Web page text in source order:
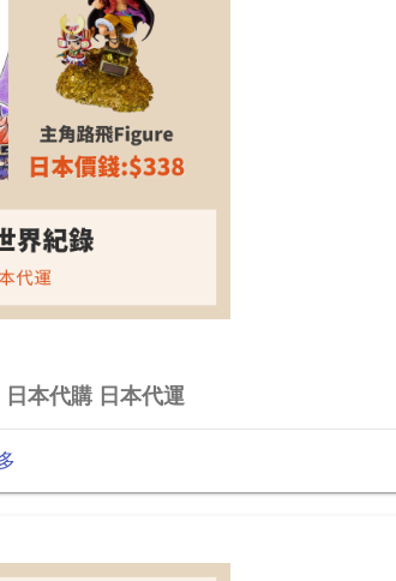
日本代購 日本代運